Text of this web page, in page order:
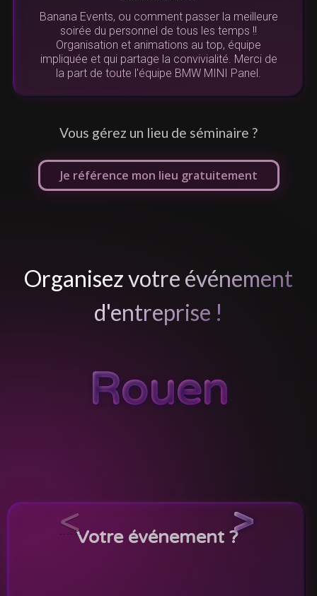
Banana Events, ou comment passer la meilleure
soirée du personnel de tous les temps !!
Organisation et animations au top, équipe
impliquée et qui partage la convivialité. Merci de
la part de toute l'équipe BMW MINI Panel.
Vous gérez un lieu de séminaire ?
Je référence mon lieu gratuitement
Organisez votre événement
d'entreprise !
Rouen
Votre événement ?
< >